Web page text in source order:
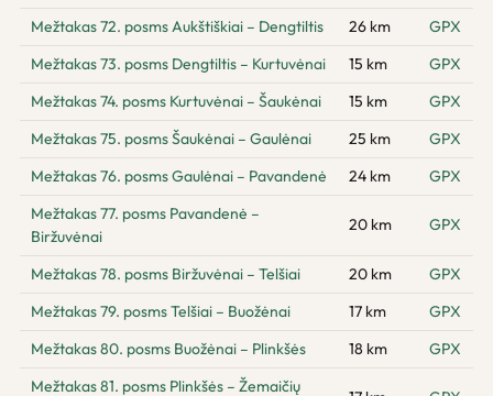
Mežtakas 72. posms Aukštiškiai – Dengtiltis 26 km
GPX
Mežtakas 73. posms Dengtiltis – Kurtuvėnai
15 km
GPX
Mežtakas 74. posms Kurtuvėnai – Šaukėnai
15 km
GPX
Mežtakas 75. posms Šaukėnai – Gaulėnai
25 km
GPX
Mežtakas 76. posms Gaulėnai – Pavandenė
24 km
GPX
Mežtakas 77. posms Pavandenė –
Biržuvėnai
20 km GPX
Mežtakas 78. posms Biržuvėnai – Telšiai 20 km
GPX
Mežtakas 79. posms Telšiai – Buožėnai
17 km
GPX
Mežtakas 80. posms Buožėnai – Plinkšės
18 km
GPX
Mežtakas 81. posms Plinkšės – Žemaičių